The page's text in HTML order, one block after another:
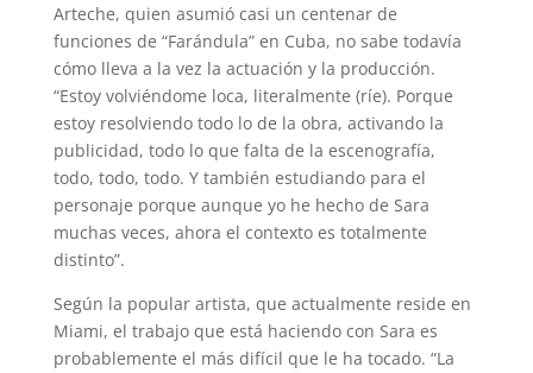
Arteche, quien asumió casi un centenar de
funciones de “Farándula” en Cuba, no sabe todavía
cómo lleva a la vez la actuación y la producción.
“Estoy volviéndome loca, literalmente (ríe). Porque
estoy resolviendo todo lo de la obra, activando la
publicidad, todo lo que falta de la escenografía,
todo, todo, todo. Y también estudiando para el
personaje porque aunque yo he hecho de Sara
muchas veces, ahora el contexto es totalmente
distinto”.
Según la popular artista, que actualmente reside en
Miami, el trabajo que está haciendo con Sara es
probablemente el más difícil que le ha tocado. “La